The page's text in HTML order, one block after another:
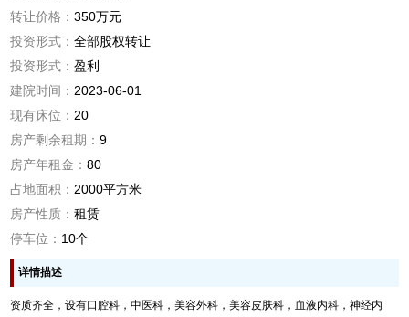
转让价格：350万元
投资形式：全部股权转让
投资形式：盈利
建院时间： 2023-06-01
现有床位： 20
房产剩余租期：9
房产年租金：80
占地面积： 2000平方米
房产性质：租赁
停车位： 10个
详情描述
资质齐全，设有口腔科，中医科，美容外科，美容皮肤科，血液内科，神经内